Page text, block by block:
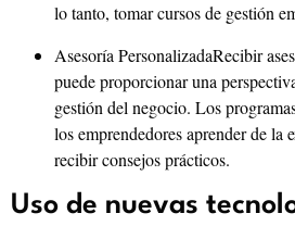
lo tanto, tomar cursos de gestión
Asesoría PersonalizadaRecibir
puede proporcionar una
gestión del negocio. Los
los emprendedores aprender de la
recibir consejos prácticos.
Uso de nuevas